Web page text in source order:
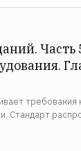
Часть
Стандарт
и